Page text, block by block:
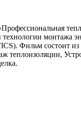
технологии монтажа
Фильм состоит из
теплоизоляции,